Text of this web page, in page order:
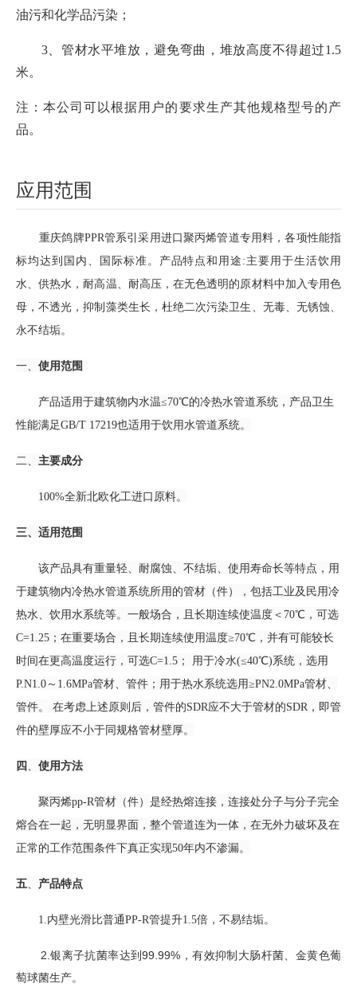
油污和化学品污染；
3、管材水平堆放，避免弯曲，堆放高度不得超过1.5
米。
注：本公司可以根据用户的要求生产其他规格型号的产
品。
应用范围
重庆鸽牌PPR管系引采用进口聚丙烯管道专用料，各项性能指
标均达到国内、国际标准。产品特点和用途:主要用于生活饮用
水、供热水，耐高温、耐高压，在无色透明的原材料中加入专用色
母，不透光，抑制藻类生长，杜绝二次污染卫生、无毒、无锈蚀、
永不结垢。
一、 使用范围
产品适用于建筑物内水温≤70℃的冷热水管道系统，产品卫生
性能满足GB/T 17219也适用于饮用水管道系统。
二、 主要成分
100%全新北欧化工进口原料。
三、适用范围
该产品具有重量轻、耐腐蚀、不结垢、使用寿命长等特点， 用
于建筑物内冷热水管道系统所用的管材（件），包括工业及民用冷
热水、饮用水系统等。 一般场合，且长期连续使温度＜70℃ ，可选
C=1.25；在重要场合，且长期连续使用温度≥70℃ ，并有可能较长
时间在更高温度运行，可选C=1.5； 用于冷水(≤40℃)系统，选用
P.N1.0～1.6MPa管材、管件 ； 用于热水系统选用≥PN2.0MPa管材、
管件。 在考虑上述原则后，管件的SDR应不大于管材的SDR，即管
件的壁厚应不小于同规格管材壁厚。
四 使用方法
聚丙烯pp-R管材（件）是经热熔连接，连接处分子与分子完全
熔合在一起，无明显界面，整个管道连为一体，在无外力破坏及在
正常的工作范围条件下真正实现50年内不渗漏。
五 产品特点
1.内壁光滑比普通PP-R管提升1.5倍，不易结垢。
2 银离子抗菌率达到99.99%，有效抑制大肠杆菌、金黄色葡
萄球菌生产。